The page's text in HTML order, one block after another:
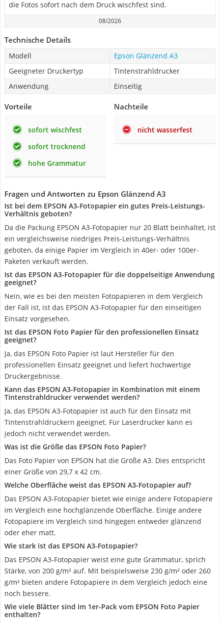
die Fotos sofort nach dem Druck wischfest sind.
08/2026
Technische Details
Modell
Epson Glänzend A3
Geeigneter Druckertyp
Tintenstrahldrucker
Anwendung
Einseitig
Vorteile
sofort wischfest
sofort trocknend
hohe Grammatur
Nachteile
nicht wasserfest
Fragen und Antworten zu Epson Glänzend A3
Ist bei dem EPSON A3-Fotopapier ein gutes Preis-Leistungs-
Verhältnis geboten?
Da die Packung EPSON A3-Fotopapier nur 20 Blatt beinhaltet, ist
ein vergleichsweise niedriges Preis-Leistungs-Verhältnis
geboten, da einige Papier im Vergleich in 40er- oder 100er-
Paketen verkauft werden.
Ist das EPSON A3-Fotopapier für die doppelseitige Anwendung
geeignet?
Nein, wie es bei den meisten Fotopapieren in dem Vergleich
der Fall ist, ist das EPSON A3-Fotopapier für den einseitigen
Einsatz vorgesehen.
Ist das EPSON Foto Papier für den professionellen Einsatz
geeignet?
Ja, das EPSON Foto Papier ist laut Hersteller für den
professionellen Einsatz geeignet und liefert hochwertige
Druckergebnisse.
Kann das EPSON A3-Fotopapier in Kombination mit einem
Tintenstrahldrucker verwendet werden?
Ja, das EPSON A3-Fotopapier ist auch für den Einsatz mit
Tintenstrahldruckern geeignet. Für Laserdrucker kann es
jedoch nicht verwendet werden.
Was ist die Größe das EPSON Foto Papier?
Das Foto Papier von EPSON hat die Größe A3. Dies entspricht
einer Größe von 29,7 x 42 cm.
Welche Oberfläche weist das EPSON A3-Fotopapier auf?
Das EPSON A3-Fotopapier bietet wie einige andere Fotopapiere
im Vergleich eine hochglänzende Oberfläche. Einige andere
Fotopapiere im Vergleich sind hingegen entweder glänzend
oder eher matt.
Wie stark ist das EPSON A3-Fotopapier?
Das EPSON A3-Fotopapier weist eine gute Grammatur, sprich
Stärke, von 200 g/m² auf. Mit beispielsweise 230 g/m² oder 260
g/m² bieten andere Fotopapiere in dem Vergleich jedoch eine
noch bessere.
Wie viele Blätter sind im 1er-Pack vom EPSON Foto Papier
enthalten?